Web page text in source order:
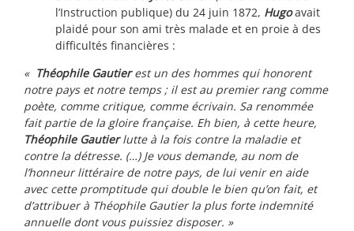
l’Instruction publique) du 24 juin 1872, Hugoavait
plaidé pour son ami très malade et en proie à des
difficultés financières :
« Théophile Gautierest un des hommes qui honorent
notre pays et notre temps ; il est au premier rang comme
poète, comme critique, comme écrivain. Sa renommée
fait partie de la gloire française. Eh bien, à cette heure,
Théophile Gautierlutte à la fois contre la maladie et
contre la détresse. (…) Je vous demande, au nom de
l’honneur littéraire de notre pays, de lui venir en aide
avec cette promptitude qui double le bien qu’on fait, et
d’attribuer à Théophile Gautier la plus forte indemnité
annuelle dont vous puissiez disposer. »